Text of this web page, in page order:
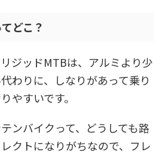
どこ？
ジッドMTBは、アルミより少
わりに、しなりがあって乗り
やすいです。
ンバイクって、どうしても路
クトになりがちなので、フレ